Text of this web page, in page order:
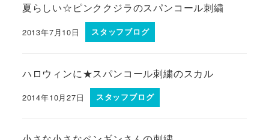
夏らしい☆ピンククジラのスパンコール刺繍
2013年7月10日 スタッフブログ
ハロウィンに★スパンコール刺繍のスカル
2014年10月27日 スタッフブログ